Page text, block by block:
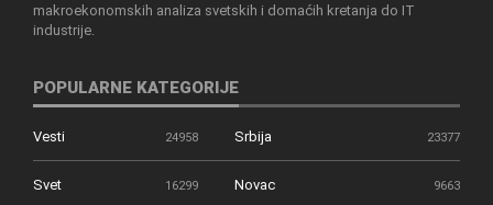
makroekonomskih analiza svetskih i domaćih kretanja do IT
industrije.
POPULARNE KATEGORIJE
Vesti 24958 Srbija 23377
Svet 16299 Novac 9663